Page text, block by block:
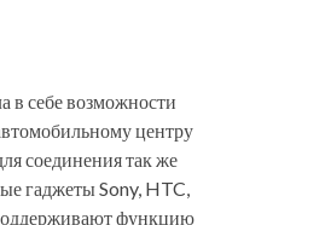
себе возможности
центру
соединения так же
гаджеты Sony, HTC,
функцию